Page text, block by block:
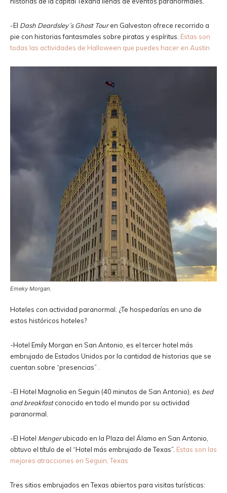
-El Dash Deardsley´s Ghost Touren Galveston ofrece recorrido a
pie con historias fantasmales sobre piratas y espíritus. Estas son
todas las actividades de Halloween que puedes hacer en Austin
Emeky Morgan.
Hoteles con actividad paranormal. ¿Te hospedarías en uno de
estos históricos hoteles?
-Hotel Emily Morgan en San Antonio, es el tercer hotel más
embrujado de Estados Unidos por la cantidad de historias que se
cuentan sobre “presencias” .
-El Hotel Magnolia en Seguin (40 minutos de San Antonio), es bed
and breakfastconocido en todo el mundo por su actividad
paranormal.
-El Hotel Mengerubicado en la Plaza del Álamo en San Antonio,
obtuvo el título de el “Hotel más embrujado de Texas”. Estas son las
mejores atracciones en Seguin, Texas
Tres sitios embrujados en Texas abiertos para visitas turísticas: